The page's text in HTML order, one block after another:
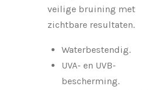
veilige bruining met
zichtbare resultaten.
Waterbestendig.
UVA- en UVB-
bescherming.